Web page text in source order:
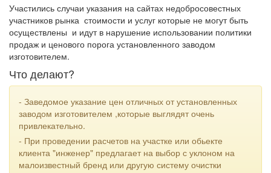
Участились случаи указания на сайтах недобросовестных
участников рынка стоимости и услуг которые не могут быть
осуществлены и идут в нарушение использовании политики
продаж и ценового порога установленного заводом
изготовителем.
Что делают?
- Заведомое указание цен отличных от установленных
заводом изготовителем ,которые выглядят очень
привлекательно.
- При проведении расчетов на участке или обьекте
клиента "инженер" предлагает на выбор с уклоном на
малоизвестный бренд или другую систему очистки